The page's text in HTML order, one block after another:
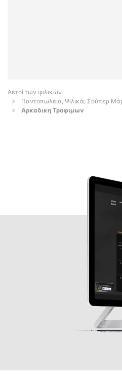
Αετοί των ψιλικών
Παντοπωλεία, Ψιλικά, Σούπερ
Αρκαδικη Τροφιμων